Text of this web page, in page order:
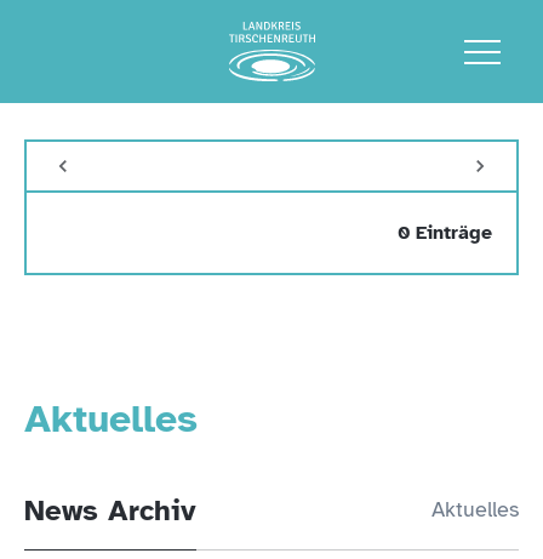
Aktuelles
News Archiv Aktuelles
0 Einträge